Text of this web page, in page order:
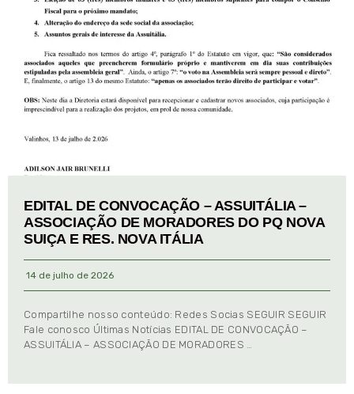
EDITAL DE CONVOCAÇÃO – ASSUITÁLIA –
ASSOCIAÇÃO DE MORADORES DO PQ NOVA
SUIÇA E RES. NOVA ITÁLIA
14 de julho de 2026
Compartilhe nosso conteúdo: Redes Socias SEGUIR SEGUIR
Fale conosco Últimas Notícias EDITAL DE CONVOCAÇÃO –
ASSUITÁLIA – ASSOCIAÇÃO DE MORADORES …